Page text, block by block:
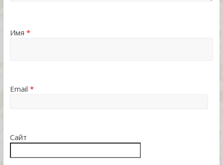
Имя *
Email *
Сайт